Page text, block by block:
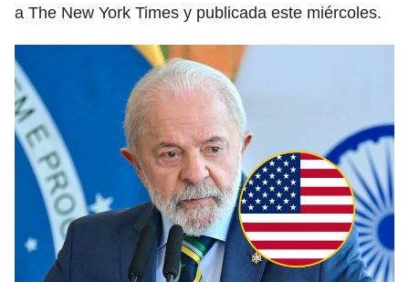
a The New York Times y publicada este miércoles.